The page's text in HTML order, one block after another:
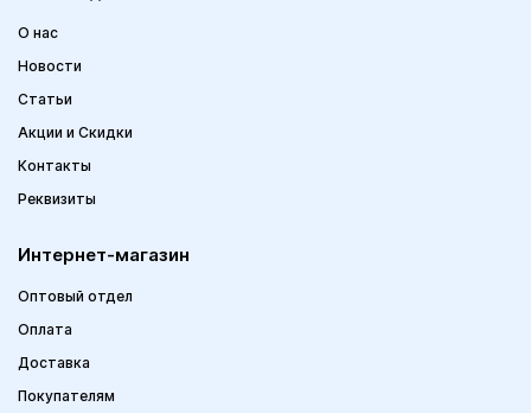
О нас
Новости
Статьи
Акции и Скидки
Контакты
Реквизиты
Интернет-магазин
Оптовый отдел
Оплата
Доставка
Покупателям